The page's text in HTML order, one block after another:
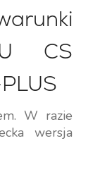
CS
W razie
wersja